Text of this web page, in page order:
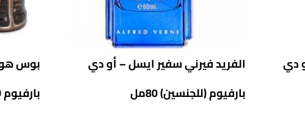
دي
الفريد فيرني سفير ايسل – أو دي
بارفيوم (للجنسين) 80مل
بوس
بارفيوم 100مل